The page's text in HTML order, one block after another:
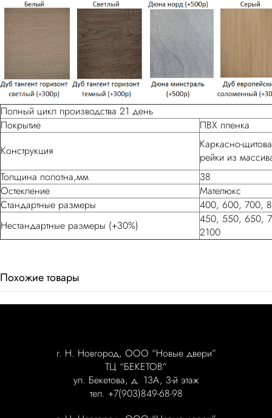
Полный цикл производства 21 день
Покрытие
ПВХ пленка
Конструкция
Каркасно-
рейки из
Толщина полотна,мм
38
Остекление
Мателюкс
Стандартные размеры
400, 600, 700,
Нестандартные размеры (+30%)
450, 550, 650,
2100
Похожие товары
г. Н. Новгород, ООО “Новые двери”
ТЦ “БЕКЕТОВ”
ул. Бекетова, д. 13А, 3-й этаж
тел. +7(903)849-68-98